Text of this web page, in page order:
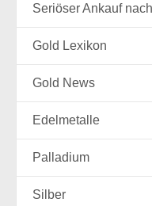
Seriöser Ankauf
Gold Lexikon
Gold News
Edelmetalle
Palladium
Silber